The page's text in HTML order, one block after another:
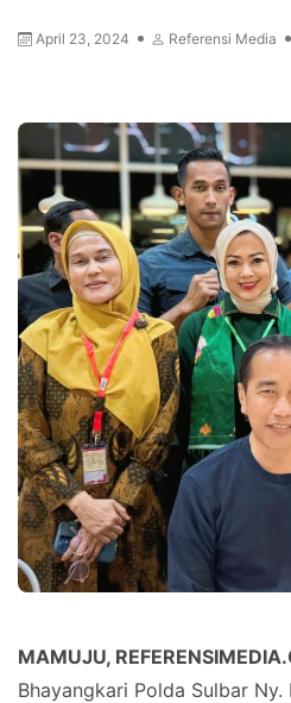
April 23, 2024 Referensi Media
MAMUJU,
Bhayangkari Polda Sulbar